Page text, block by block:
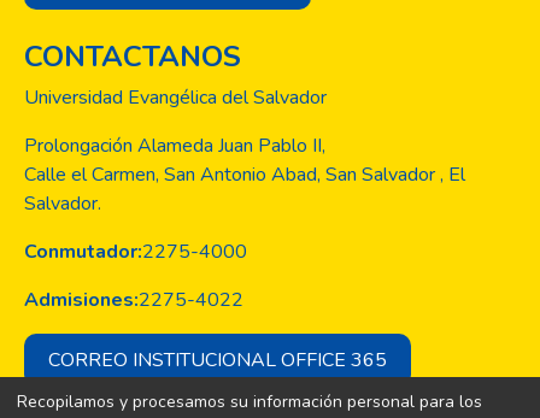
CONTACTANOS
Universidad Evangélica del Salvador
Prolongación Alameda Juan Pablo II,
Calle el Carmen, San Antonio Abad, San Salvador , El
Salvador.
Conmutador:2275-4000
Admisiones:2275-4022
CORREO INSTITUCIONAL OFFICE 365
Recopilamos y procesamos su información personal para los